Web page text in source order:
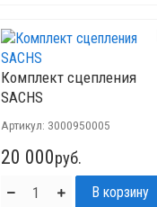
Комплект сцепления
SACHS
Артикул: 3000950005
20 000руб.